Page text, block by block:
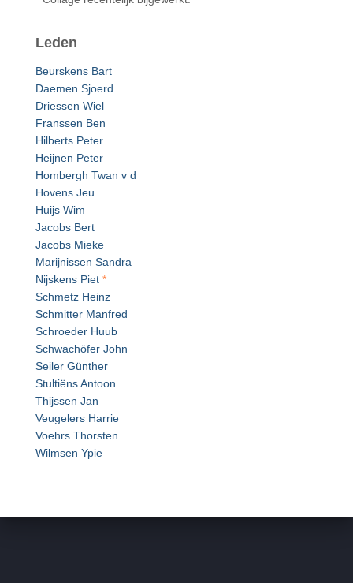
Leden
Beurskens Bart
Daemen Sjoerd
Driessen Wiel
Franssen Ben
Hilberts Peter
Heijnen Peter
Hombergh Twan v d
Hovens Jeu
Huijs Wim
Jacobs Bert
Jacobs Mieke
Marijnissen Sandra
Nijskens Piet *
Schmetz Heinz
Schmitter Manfred
Schroeder Huub
Schwachöfer John
Seiler Günther
Stultiëns Antoon
Thijssen Jan
Veugelers Harrie
Voehrs Thorsten
Wilmsen Ypie